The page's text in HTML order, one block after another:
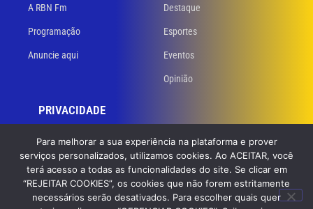
A RBN Fm
Programação
Anuncie aqui
Destaque
Esportes
Eventos
Opinião
PRIVACIDADE
Termos de uso
© 2023 RBN 94,3 FM. Todos os direitos reservados. Desenvolvidopor
Para melhorar a sua experiência na plataforma e prover
serviços personalizados, utilizamos cookies. Ao ACEITAR, você
terá acesso a todas as funcionalidades do site. Se clicar em
“REJEITAR COOKIES”, os cookies que não forem estritamente
necessários serão desativados. Para escolher quais quer